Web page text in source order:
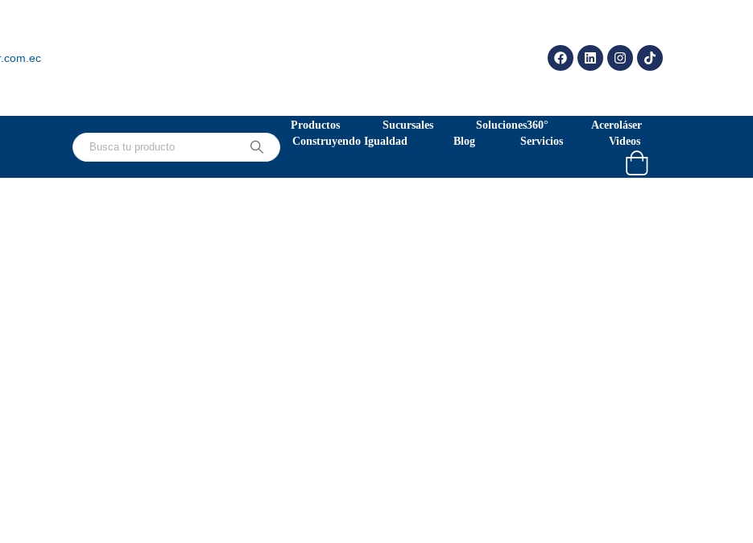
Productos Sucursales Soluciones360°
Aceroláser
Construyendo Igualdad
Blog Servicios Videos